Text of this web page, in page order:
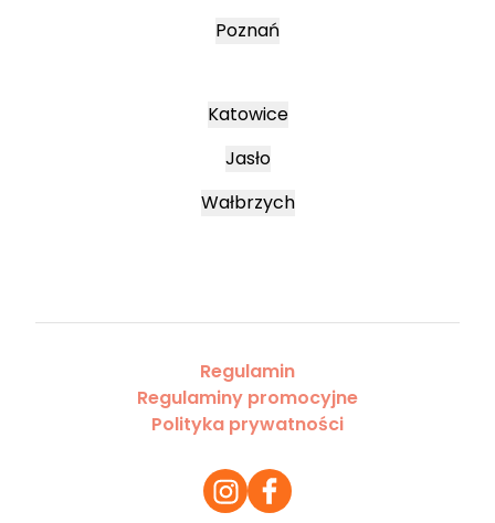
Poznań
Katowice
Jasło
Wałbrzych
Regulamin
Regulaminy promocyjne
Polityka prywatności